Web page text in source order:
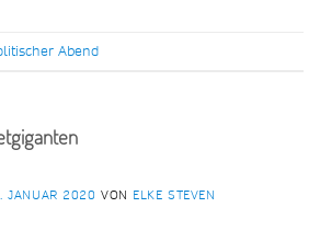
Abend
JANUAR 2020 VON ELKE STEVEN